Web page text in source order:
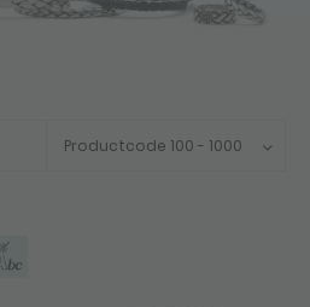
Productcode 100 - 1000